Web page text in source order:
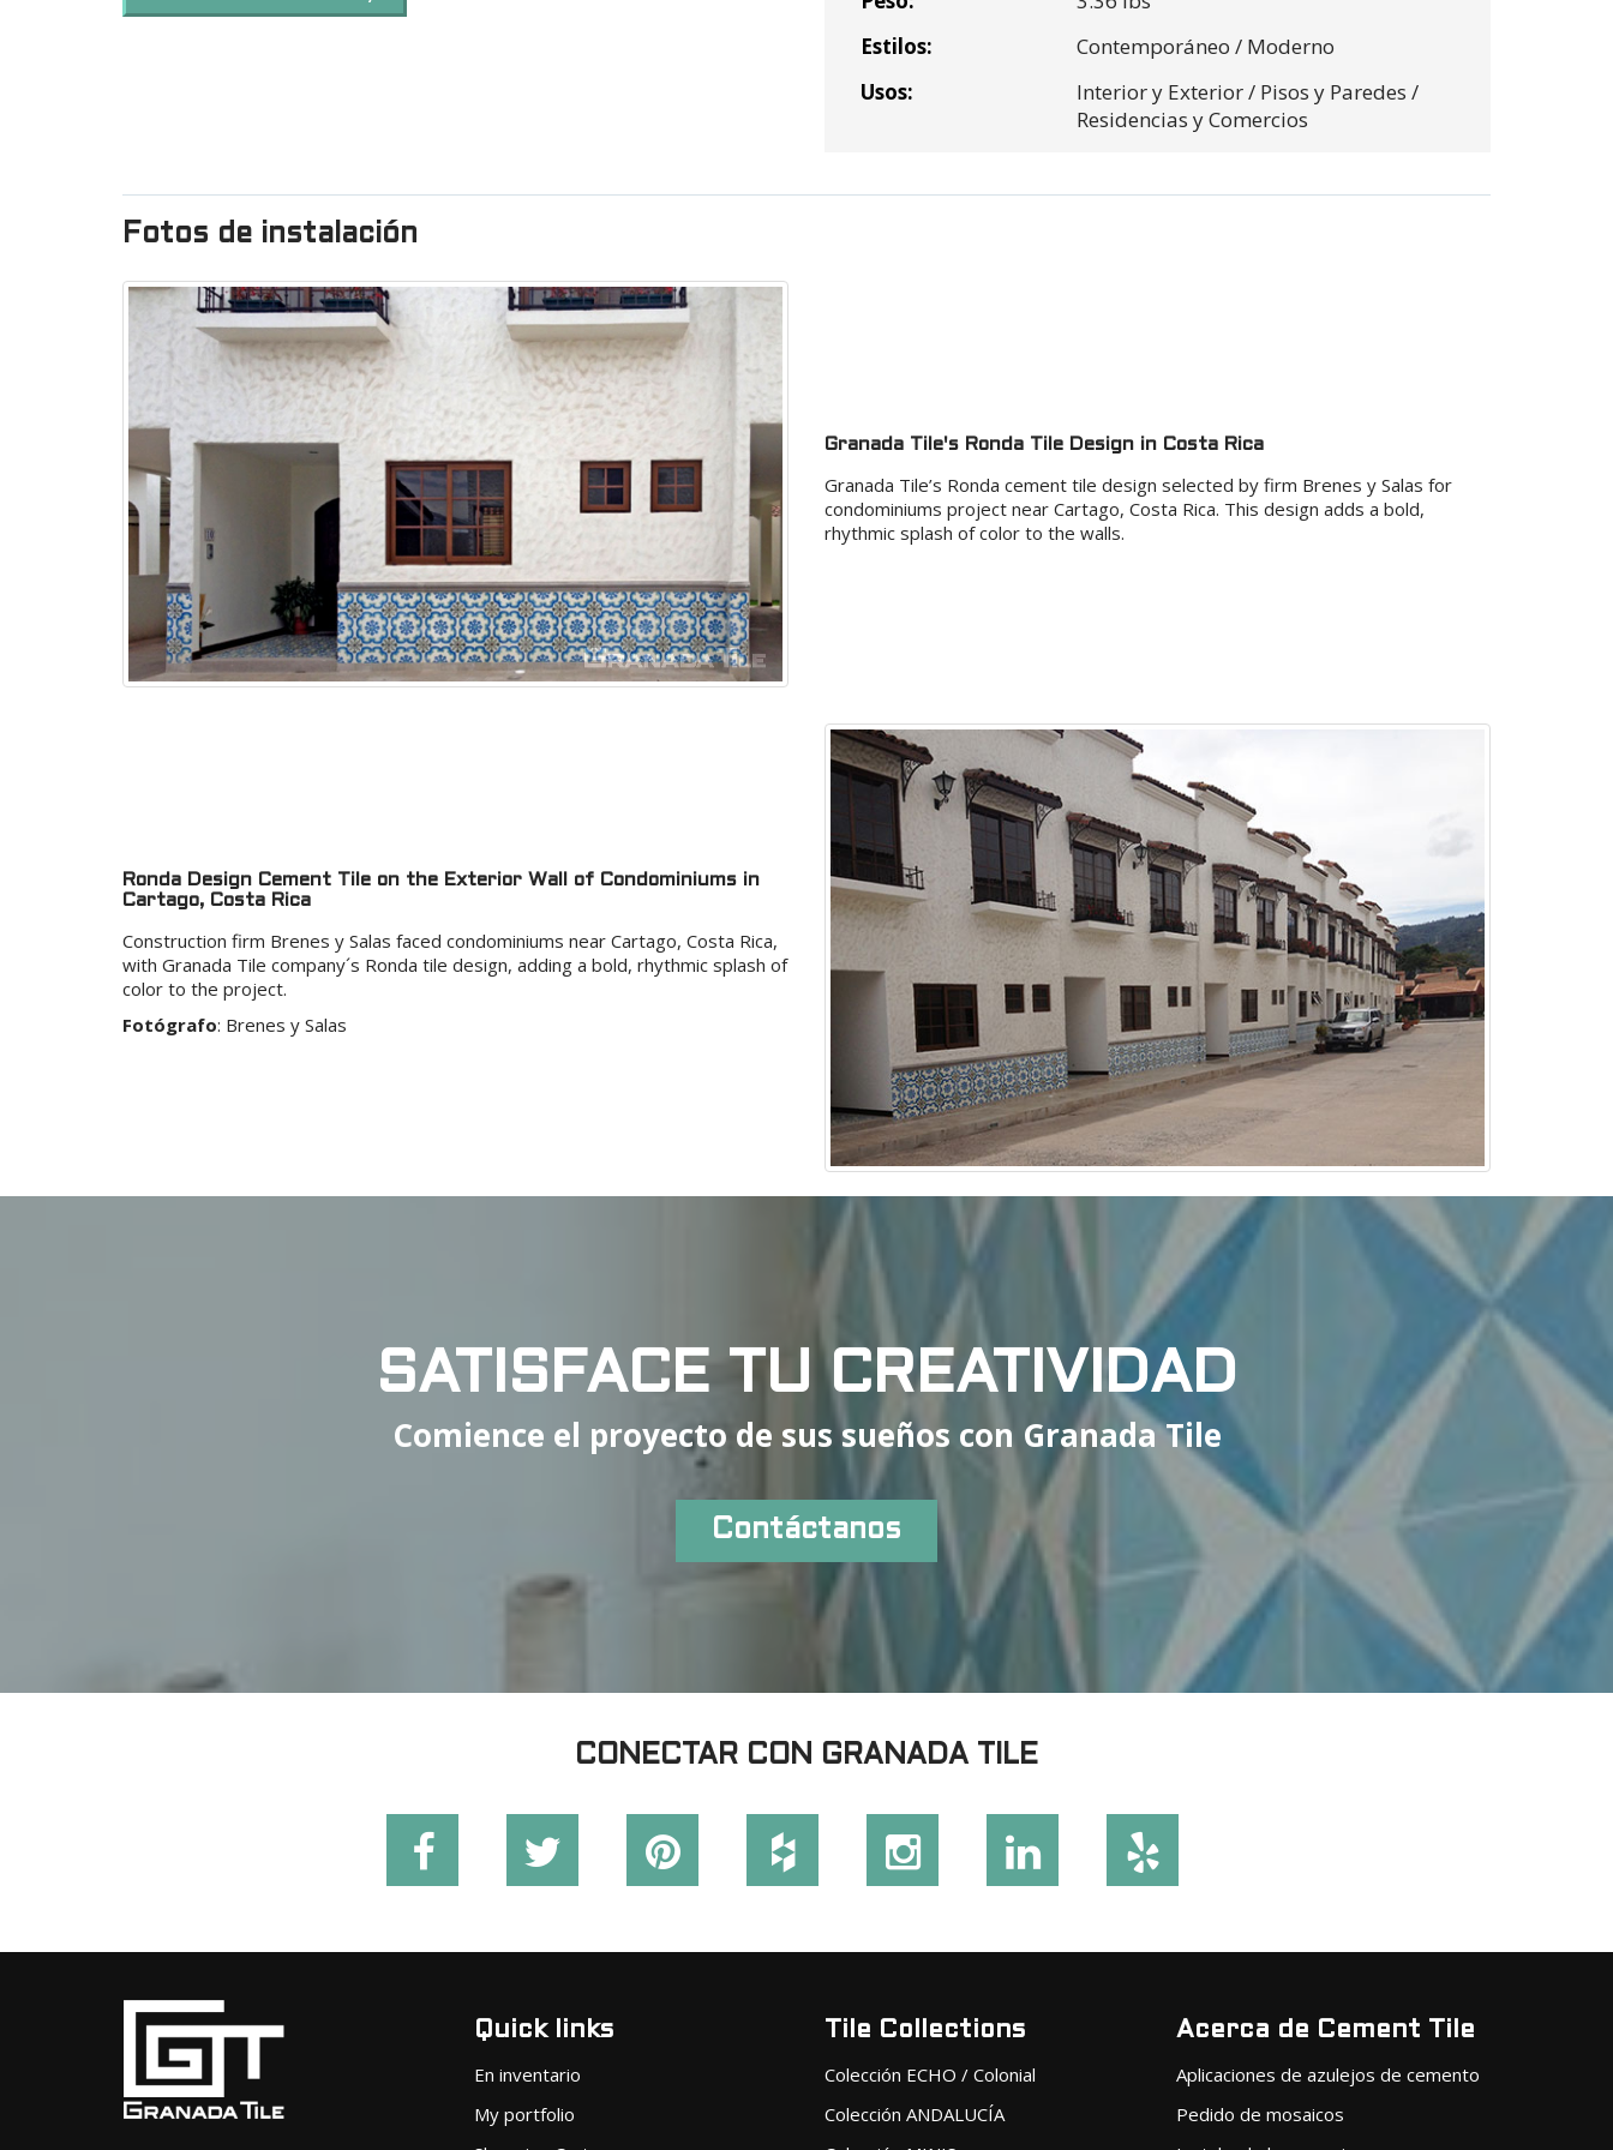
Costo Envio:
Estilos:
Contemporáneo / Moderno
Usos:
Interior y Exterior / Pisos y Paredes /
Residencias y Comercios
Fotos de instalación
Granada Tile's Ronda Tile Design in Costa Rica
Granada Tile’s Ronda cement tile design selected by firm Brenes y Salas for
condominiums project near Cartago, Costa Rica. This design adds a bold,
rhythmic splash of color to the walls.
Ronda Design Cement Tile on the Exterior Wall of Condominiums in
Cartago, Costa Rica
Construction firm Brenes y Salas faced condominiums near Cartago, Costa Rica,
with Granada Tile company´s Ronda tile design, adding a bold, rhythmic splash of
color to the project.
Fotógrafo: Brenes y Salas
SATISFACE TU CREATIVIDAD
Comience el proyecto de sus sueños con Granada Tile
Contáctanos
CONECTAR CON GRANADA TILE
Quick links
En inventario
My portfolio
Tile Collections
Colección ECHO / Colonial
Colección ANDALUCÍA
Acerca de Cement Tile
Aplicaciones de azulejos de cemento
Pedido de mosaicos